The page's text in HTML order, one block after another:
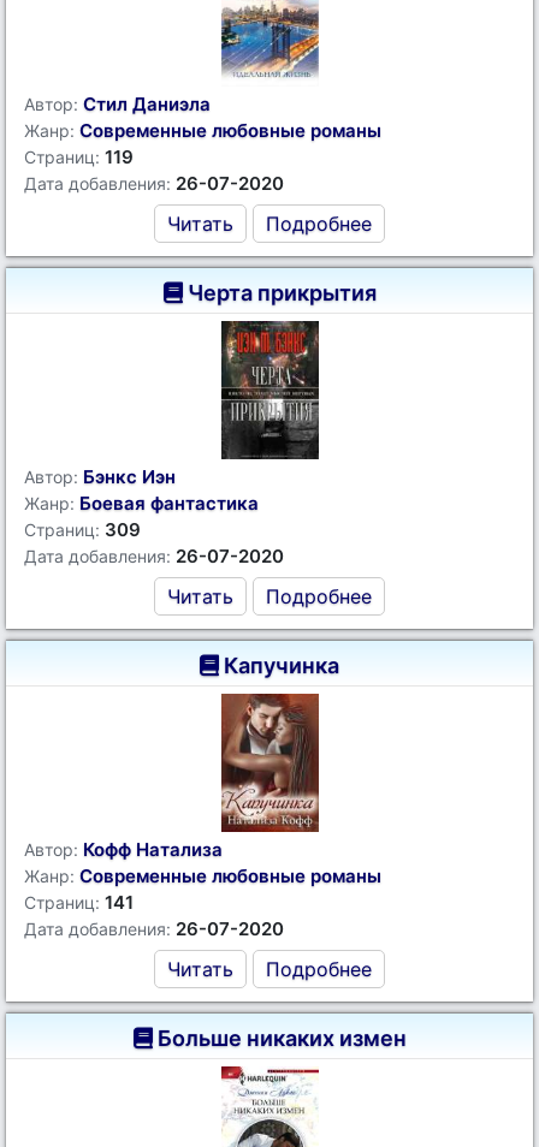
Автор: Стил Даниэла
Жанр: Современные любовные романы
Страниц: 119
Дата добавления: 26-07-2020
Читать Подробнее
Черта прикрытия
Автор: Бэнкс Иэн
Жанр: Боевая фантастика
Страниц: 309
Дата добавления: 26-07-2020
Читать Подробнее
Капучинка
Автор: Кофф Натализа
Жанр: Современные любовные романы
Страниц: 141
Дата добавления: 26-07-2020
Читать Подробнее
Больше никаких измен